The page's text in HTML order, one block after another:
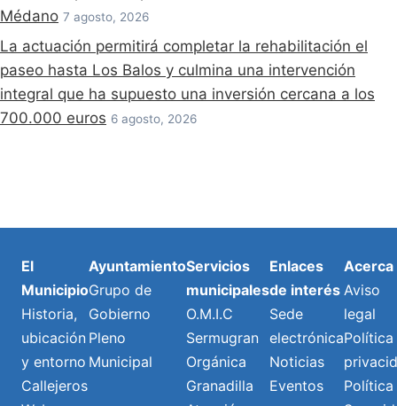
Médano 7 agosto, 2026
La actuación permitirá completar la rehabilitación el
paseo hasta Los Balos y culmina una intervención
integral que ha supuesto una inversión cercana a los
700.000 euros 6 agosto, 2026
El
Municipio
Historia,
ubicación
y entorno
Callejeros
Ayuntamiento
Grupo de
Gobierno
Pleno
Municipal
Servicios
municipales
O.M.I.C
Sermugran
Orgánica
Granadilla
Enlaces
de interés
Sede
electrónica
Noticias
Eventos
Acerca
Aviso
legal
Política
Política